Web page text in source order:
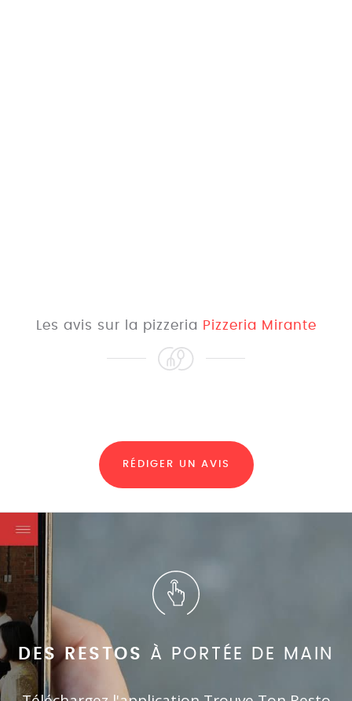
Les avis sur la pizzeria Pizzeria Mirante
RÉDIGER UN AVIS
DES RESTOS À PORTÉE DE MAIN